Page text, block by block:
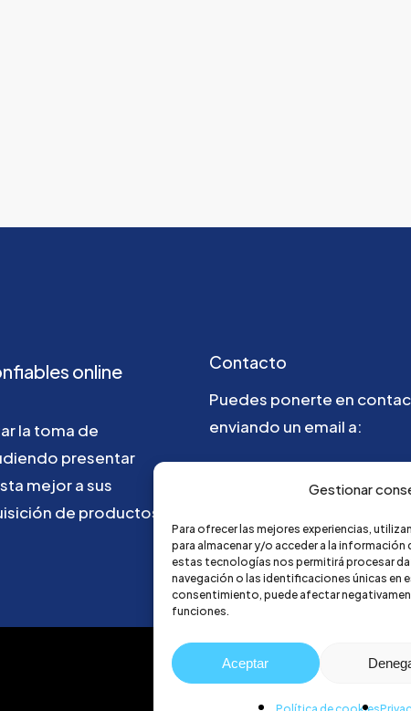
Gestionar
Para ofrecer las mejores experiencias,
para almacenar y/o acceder a la
estas tecnologías nos permitirá procesar
navegación o las identificaciones únicas en
consentimiento, puede afectar
funciones.
Aceptar
online
la toma de
presentar
mejorasus
de productos
Contacto
Puedes ponerte en
enviando un email a: